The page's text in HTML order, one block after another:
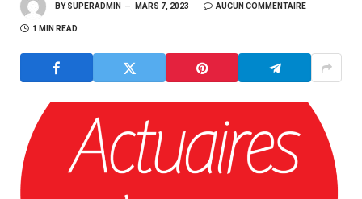
BY SUPERADMIN MARS 7, 2023 AUCUN COMMENTAIRE
1 MIN READ